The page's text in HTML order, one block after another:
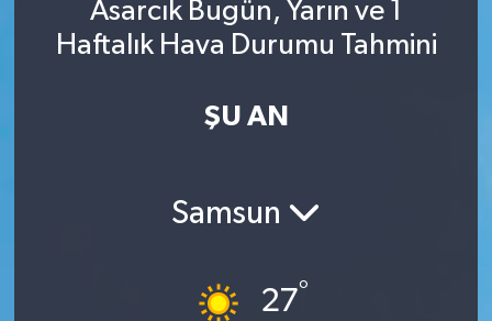
Asarcık Bugün, Yarın ve 1
Haftalık Hava Durumu Tahmini
ŞU AN
Samsun
27°
İzmir Trafik Yoğunluk Haritası